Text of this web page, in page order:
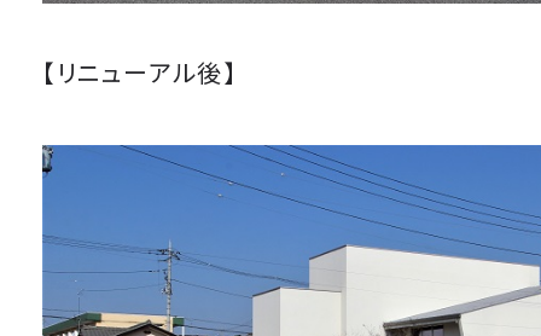
【リニューアル後】